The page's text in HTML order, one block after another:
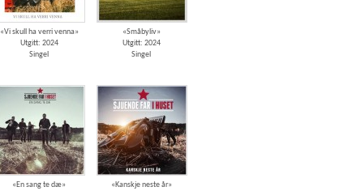
«Vi skull ha verri venna»
Utgitt: 2024
Singel
«Småbyliv»
Utgitt: 2024
Singel
«En sang te dæ»
«Kanskje neste år»